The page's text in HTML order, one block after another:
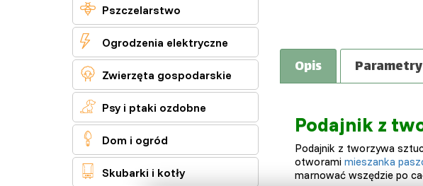
 Pszczelarstwo
 Ogrodzenia elektryczne
 Zwierzęta gospodarskie
 Psy i ptaki ozdobne
 Dom i ogród
 Skubarki i kotły
Opis Parametry
Podajnik z
Podajnik z tworzywa
otworami mieszanka
marnować wszędzie po